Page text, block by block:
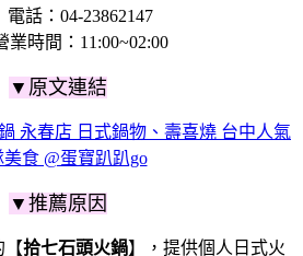
電話： 04-23862147
業時間：11:00~02:00
▼原文連結
永春店 日式鍋物、壽喜燒 台中人氣
美食 @蛋寶趴趴go
▼推薦原因
【拾七石頭火鍋】，提供個人日式火